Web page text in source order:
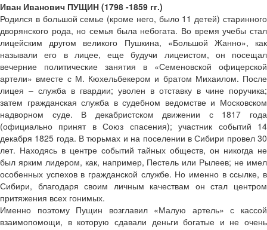
Иван Иванович ПУЩИН (1798­ -1859 гг.)
Родился в большой семье (кроме него, было 11 детей) старинного
дворянского рода, но семья была небогата. Во время учебы стал
лицейским другом великого Пушкина, «Большой Жанно», как
называли его в лицее, еще будучи лицеистом, он посещал
вечерние политические занятия в «Семеновской офицерской
артели» вместе с М. Кюхельбекером и братом Михаилом. После
лицея – служба в гвардии; уволен в отставку в чине поручика;
затем гражданская служба в судебном ведомстве и Московском
надворном суде. В декабристском движении с 1817 года
(официально принят в Союз спасения); участник событий 14
декабря 1825 года. В тюрьмах и на поселении в Сибири провел 30
лет. Находясь в центре событий тайных обществ, он никогда не
был ярким лидером, как, например, Пестель или Рылеев; не имел
особенных успехов в гражданской службе. Но именно в ссылке, в
Сибири, благодаря своим личным качествам он стал центром
притяжения всех гонимых.
Именно поэтому Пущин возглавил «Малую артель» с кассой
взаимопомощи, в которую сдавали деньги богатые и не очень